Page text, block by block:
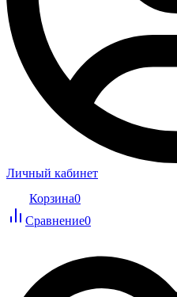
Личный кабинет
Корзина0
Сравнение0